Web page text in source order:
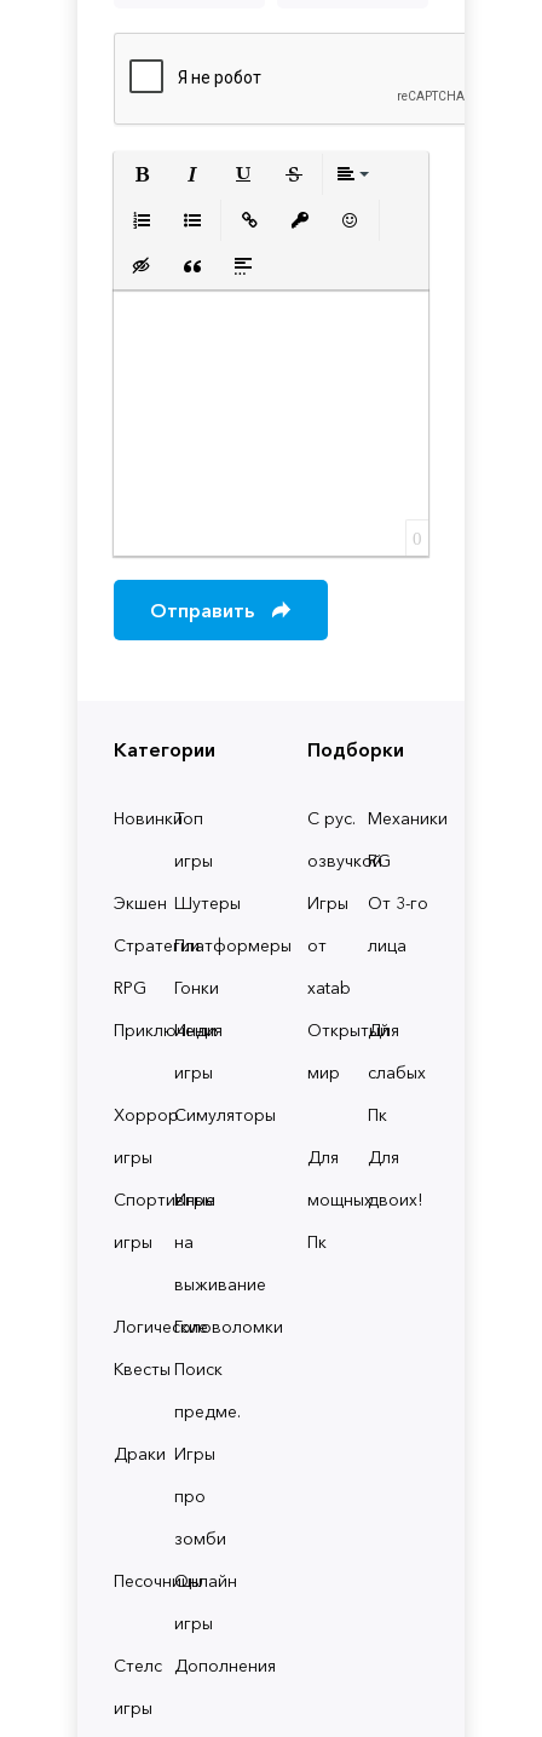
Категории
НовинкиТоп
игры
Экшен Шутеры
СтратегииПлатформеры
RPG
Гонки
Приключения
Инди
игры
Хоррор
игры
Симуляторы
Спортивные
игры
Игры
на
выживание
ЛогическиеГоловоломки
Квесты Поиск
предме.
Драки Игры
про
зомби
ПесочницыОнлайн
игры
Стелс
игры
Дополнения
Подборки
С рус.
озвучкой
Механики
RG
Игры
от
xatab
От 3-го
лица
Открытый
мир
Для
слабых
Пк
Для
мощных
Пк
Для
двоих!
Вставка скрытого текста
Вставка цитаты
Вставка спойлера
0
Отправить